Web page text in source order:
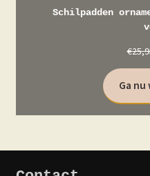
Schilpadden
€
Ga